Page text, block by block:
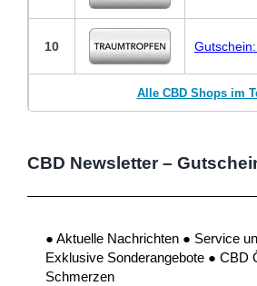
10
Alle CBD Shops im
CBD Newsletter –
● Aktuelle Nachrichten ● Service
Exklusive Sonderangebote ● CBD
Schmerzen